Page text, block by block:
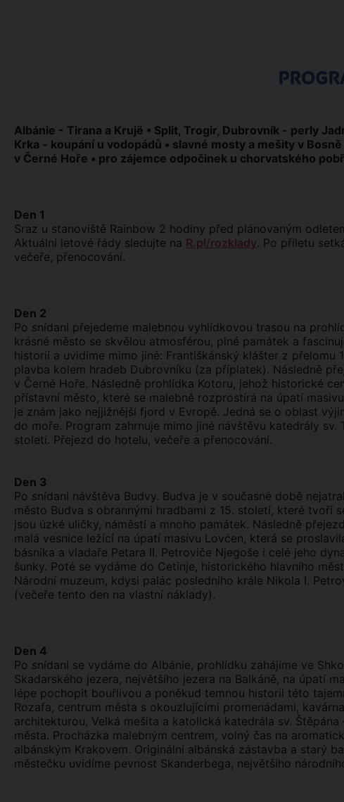
Albánie - Tirana a Krujë • Split, Trogir, Dubrovník - perly
Krka - koupání u vodopádů • slavné mosty a mešity v
v Černé Hoře • pro zájemce odpočinek u chorvatského
Den 1
Sraz u stanoviště Rainbow 2 hodiny před plánovaným
Aktuální letové řády sledujte na R.pl/rozklady. Po příletu
večeře, přenocování.
Den 2
Po snídani přejedeme malebnou vyhlídkovou trasou na
krásné město se skvělou atmosférou, plné památek a
historií a uvidíme mimo jiné: Františkánský klášter z přelomu
plavba kolem hradeb Dubrovníku (za příplatek). Následně
v Černé Hoře. Následně prohlídka Kotoru, jehož historické
přístavní město, které se malebně rozprostírá na úpatí
je znám jako nejjižnější fjord v Evropě. Jedná se o oblast
do moře. Program zahrnuje mimo jiné návštěvu katedrály sv.
století. Přejezd do hotelu, večeře a přenocování.
Den 3
Po snídani návštěva Budvy. Budva je v současné době
město Budva s obrannými hradbami z 15. století, které tvoří
jsou úzké uličky, náměstí a mnoho památek. Následně
malá vesnice ležící na úpatí masívu Lovćen, která se
básníka a vladaře Petara II. Petroviče Njegoše i celé jeho
šunky. Poté se vydáme do Cetinje, historického hlavního
Národní muzeum, kdysi palác posledního krále Nikola I.
(večeře tento den na vlastní náklady).
Den 4
Po snídani se vydáme do Albánie, prohlídku zahájíme ve
Skadarského jezera, největšího jezera na Balkáně, na úpatí
lépe pochopit bouřlivou a poněkud temnou historii této
Rozafa, centrum města s okouzlujícími promenádami,
architekturou, Velká mešita a katolická katedrála sv.
města. Procházka malebným centrem, volný čas na
albánským Krakovem. Originální albánská zástavba a starý
městečku uvidíme pevnost Skanderbega, největšího